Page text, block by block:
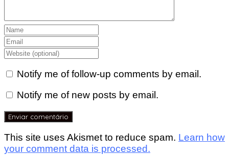
Notify me of follow-up comments by email.
Notify me of new posts by email.
This site uses Akismet to reduce spam. Learn how
your comment data is processed.